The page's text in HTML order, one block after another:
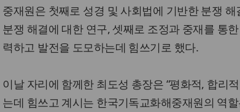
중재원은 첫째로 성경 및 사회법에 기반한 분쟁
분쟁 해결에 대한 연구, 셋째로 조정과 중재를 통
력하고 발전을 도모하는데 힘쓰기로 했다.
이날 자리에 함께한 최도성 총장은 “평화적, 합리
는데 힘쓰고 계시는 한국기독교화해중재원의 역